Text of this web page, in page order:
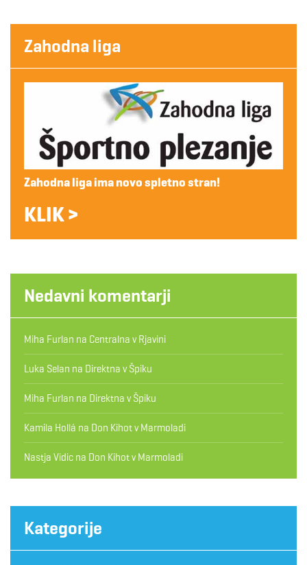
Zahodna liga
Zahodna liga ima novo spletno stran!
KLIK >
Nedavni komentarji
Miha Furlan na Centralna v Rjavini
Luka Selan na Direktna v Špiku
Miha Furlan na Direktna v Špiku
Kamila Hollá na Don Kihot v Marmoladi
Nastja Vidic na Don Kihot v Marmoladi
Kategorije